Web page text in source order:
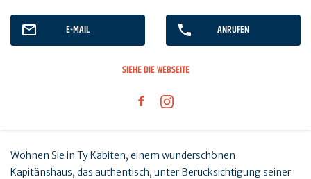
E-MAIL ANRUFEN
SIEHE DIE WEBSEITE
Wohnen Sie in Ty Kabiten, einem wunderschönen
Kapitänshaus, das authentisch, unter Berücksichtigung seiner